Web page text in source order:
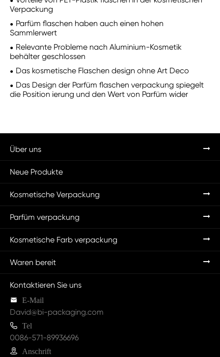
Verpackung
Parfüm flaschen haben auch einen hohen
Sammlerwert
Relevante Probleme nach Aluminium-Kosmetik
behälter geschlossen
Das kosmetische Flaschen design ohne Art Deco
Das Design der Parfüm flaschen verpackung spiegelt
die Position ierung und den Wert von Parfüm wider
Über uns
Neue Produkte
Kosmetische Verpackung
Parfüm verpackung
Kosmetische Farb verpackung
Waren bereit
Kontaktieren Sie uns
 E-Mail
David@bi-packaging.com
 Tel
0086-571-89936696
 Anschrift